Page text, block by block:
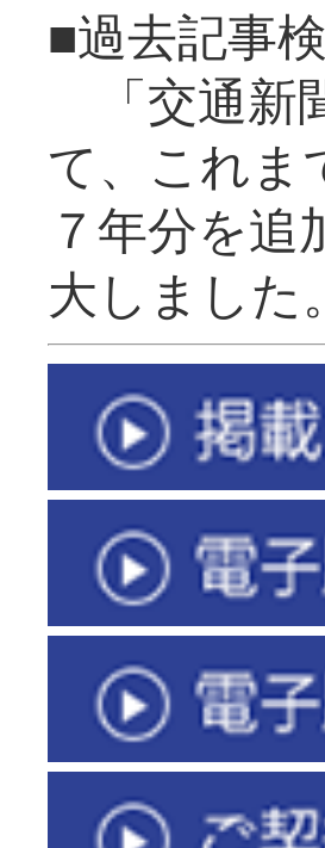
■過去記事
「交通新
て、これま
７年分を
大し